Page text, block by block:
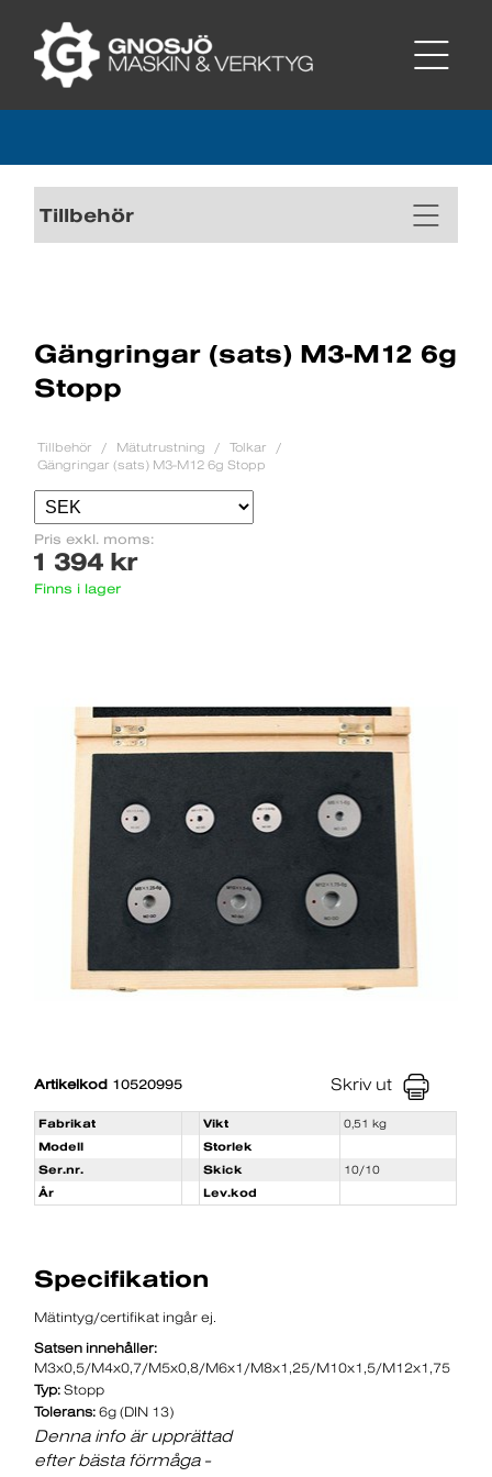
Tillbehör
Gängringar (sats) M3-M12 6g
Stopp
Tillbehör Mätutrustning
Tolkar
Gängringar (sats) M3-M12 6g Stopp
Pris exkl. moms:
1 394 kr
Finns i lager
Artikelkod 10520995 Skriv ut
Fabrikat Vikt
0,51 kg
Modell
Storlek
Ser.nr.
Skick
10/10
År
Lev.kod
Specifikation
Mätintyg/certifikat ingår ej.
Satsen innehåller:
M3x0,5/M4x0,7/M5x0,8/M6x1/M8x1,25/M10x1,5/M12x1,75
Typ: Stopp
Tolerans: 6g (DIN 13)
Denna info är upprättad
efter bästa förmåga -